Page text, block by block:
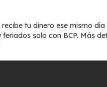
tu dinero ese mismo
feriados solo con BCP. Más